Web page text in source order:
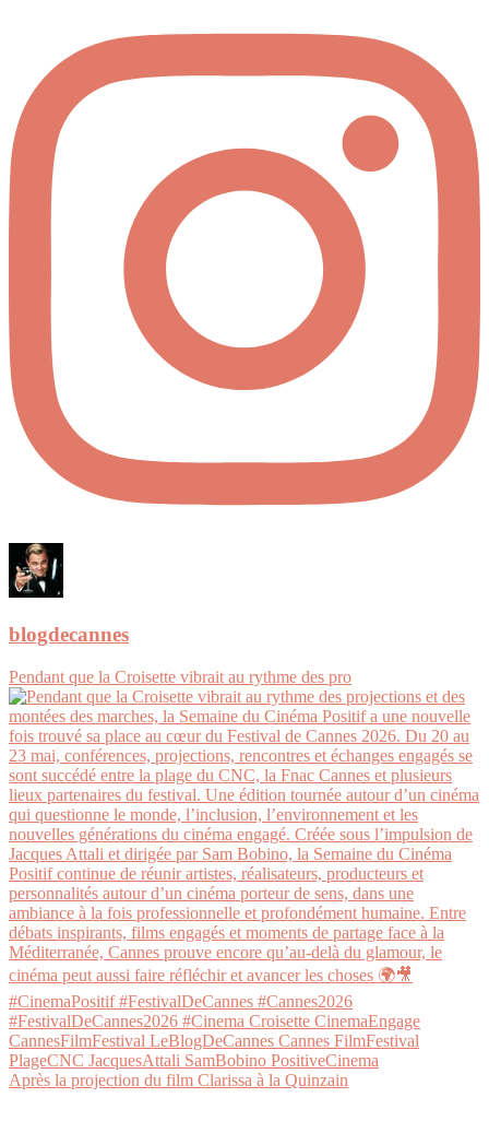
blogdecannes
Pendant que la Croisette vibrait au rythme des pro
Après la projection du film Clarissa à la Quinzain